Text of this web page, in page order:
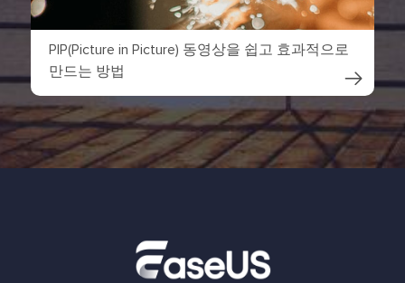
PIP(Picture in Picture) 동영상을 쉽고 효과적으로
만드는 방법
